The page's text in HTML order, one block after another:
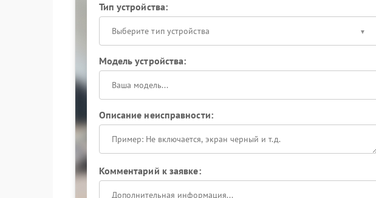
Тип устройства:
Выберите тип устройства
Модель устройства:
Описание неисправности:
Комментарий к заявке: